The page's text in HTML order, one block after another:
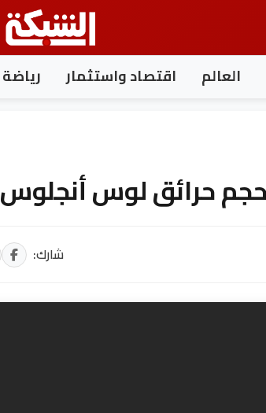
العالم اقتصاد واستثمار رياضة
حرائق لوس أنجلوس
شارك: